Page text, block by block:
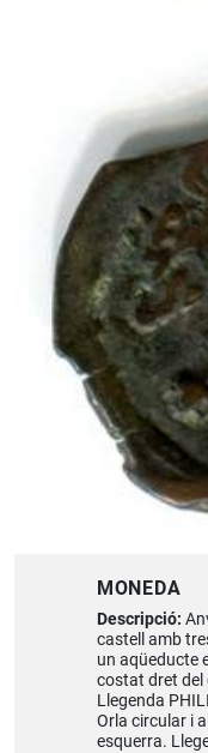
MONEDA
Descripció:
castell amb
un aqüeducte
costat dret del
Llegenda
Orla circular i
esquerra.